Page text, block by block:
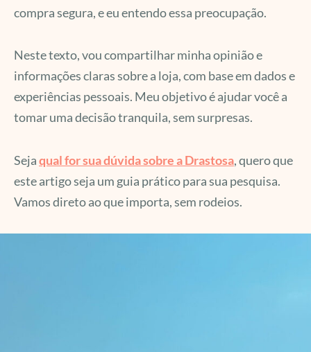
compra segura, e eu entendo essa preocupação.
Neste texto, vou compartilhar minha opinião e
informações claras sobre a loja, com base em dados e
experiências pessoais. Meu objetivo é ajudar você a
tomar uma decisão tranquila, sem surpresas.
Sejaqual for sua dúvida sobre a Drastosa, quero que
este artigo seja um guia prático para sua pesquisa.
Vamos direto ao que importa, sem rodeios.